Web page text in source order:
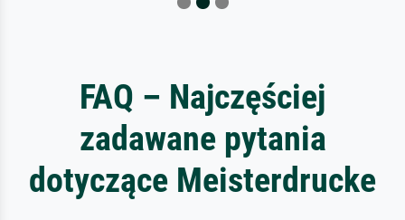
FAQ – Najczęściej
zadawane pytania
dotyczące Meisterdrucke